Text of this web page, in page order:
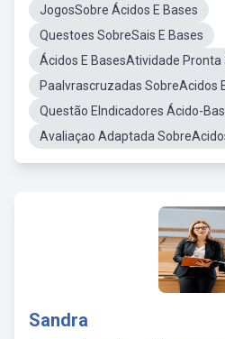
JogosSobre Ácidos E Bases
Questoes SobreSais E Bases
Ácidos E BasesAtividade Pronta
Paalvrascruzadas SobreAcidos
Questão EIndicadores Ácido-
Avaliaçao Adaptada
Sandra